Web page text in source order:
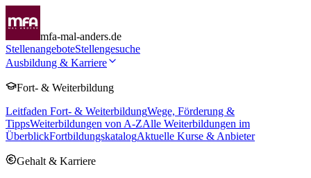
mfa-mal-anders.de
StellenangeboteStellengesuche
Ausbildung & Karriere
Fort- & Weiterbildung
Leitfaden Fort- & WeiterbildungWege, Förderung &
TippsWeiterbildungen von A-ZAlle Weiterbildungen im
ÜberblickFortbildungskatalogAktuelle Kurse & Anbieter
Gehalt & Karriere